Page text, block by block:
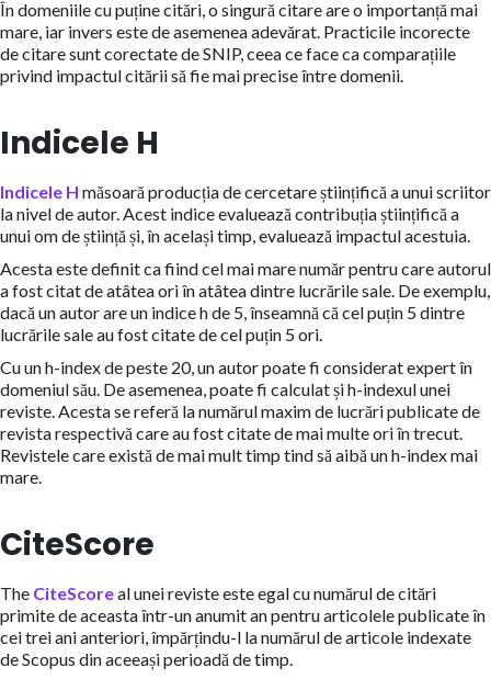
În domeniile cu puține citări, o singură citare are o importanță mai
mare, iar invers este de asemenea adevărat. Practicile incorecte
de citare sunt corectate de SNIP, ceea ce face ca comparațiile
privind impactul citării să fie mai precise între domenii.
Indicele H
Indicele H măsoară producția de cercetare științifică a unui scriitor
la nivel de autor. Acest indice evaluează contribuția științifică a
unui om de știință și, în același timp, evaluează impactul acestuia.
Acesta este definit ca fiind cel mai mare număr pentru care autorul
a fost citat de atâtea ori în atâtea dintre lucrările sale. De exemplu,
dacă un autor are un indice h de 5, înseamnă că cel puțin 5 dintre
lucrările sale au fost citate de cel puțin 5 ori.
Cu un h-index de peste 20, un autor poate fi considerat expert în
domeniul său. De asemenea, poate fi calculat și h-indexul unei
reviste. Acesta se referă la numărul maxim de lucrări publicate de
revista respectivă care au fost citate de mai multe ori în trecut.
Revistele care există de mai mult timp tind să aibă un h-index mai
mare.
CiteScore
The CiteScoreal unei reviste este egal cu numărul de citări
primite de aceasta într-un anumit an pentru articolele publicate în
cei trei ani anteriori, împărțindu-l la numărul de articole indexate
de Scopus din aceeași perioadă de timp.